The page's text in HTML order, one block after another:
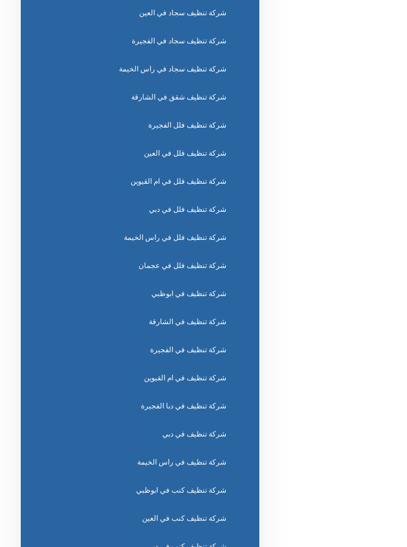
شركة تنظيف سجاد في العين
شركة تنظيف سجاد في الفجيرة
شركة تنظيف سجاد في راس الخيمة
شركة تنظيف شقق في الشارقة
شركة تنظيف فلل الفجيرة
شركة تنظيف فلل في العين
شركة تنظيف فلل في ام القيوين
شركة تنظيف فلل في دبي
شركة تنظيف فلل في راس الخيمة
شركة تنظيف فلل في عجمان
شركة تنظيف في ابوظبي
شركة تنظيف في الشارقة
شركة تنظيف في الفجيرة
شركة تنظيف في ام القيوين
شركة تنظيف في دبا الفجيرة
شركة تنظيف في دبي
شركة تنظيف في راس الخيمة
شركة تنظيف كنب في ابوظبي
شركة تنظيف كنب في العين